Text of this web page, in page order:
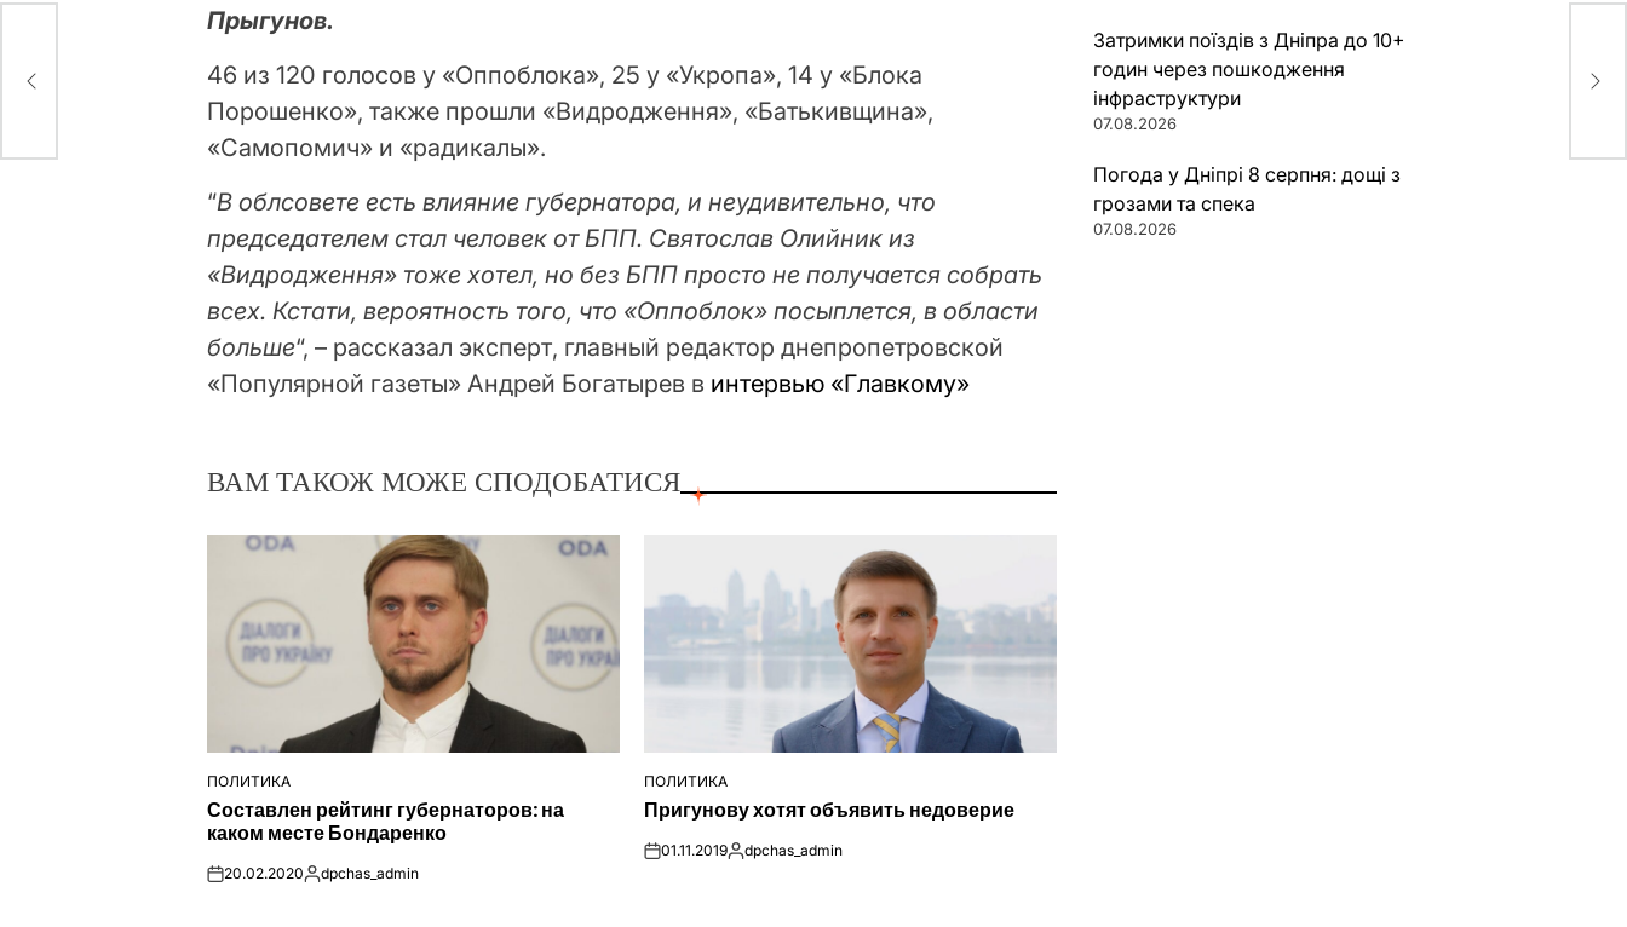
Прыгунов.
46 из 120 голосов у «Оппоблока», 25 у «Укропа», 14 у «Блока
Порошенко», также прошли «Видродження», «Батькивщина»,
«Самопомич» и «радикалы».
“В облсовете есть влияние губернатора, и неудивительно, что
председателем стал человек от БПП. Святослав Олийник из
«Видродження» тоже хотел, но без БПП просто не получается собрать
всех. Кстати, вероятность того, что «Оппоблок» посыплется, в области
больше“, – рассказал эксперт, главный редактор днепропетровской
«Популярной газеты» Андрей Богатырев в интервью «Главкому»
ВАМ ТАКОЖ МОЖЕ СПОДОБАТИСЯ
ОПУБЛІКУВАТИ
У
ПОЛИТИКА
Составлен рейтинг губернаторов: на
каком месте Бондаренко
on20.02.2020Опубліковано
dpchas_admin
ОПУБЛІКУВАТИ
ПОЛИТИКА
Пригунову хотят объявить недоверие
on01.11.2019Опубліковано
dpchas_admin
Затримки поїздів з Дніпра до 10+
годин через пошкодження
інфраструктури
07.08.2026
Погода у Дніпрі 8 серпня: дощі з
грозами та спека
07.08.2026